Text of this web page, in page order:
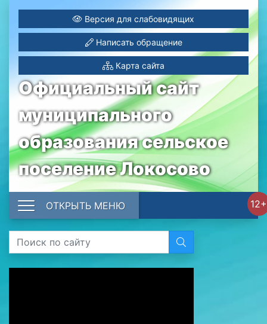
Официальный сайт
муниципального
образования сельское
поселение Локосово
Версия для слабовидящих
Написать обращение
Карта сайта
12+
ОТКРЫТЬ МЕНЮ